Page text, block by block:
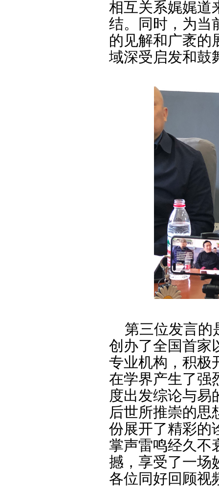
相互关系娓娓道
结。同时，为当
的见解和广袤的
域深受启发和鼓
第三位发言的
创办了全国首家
专业机构，积极
在学界产生了强
度出发综论与易
后世所推崇的思
份展开了精彩的
掌声雷鸣经久不
撼，享受了一场
各位同好回顾视